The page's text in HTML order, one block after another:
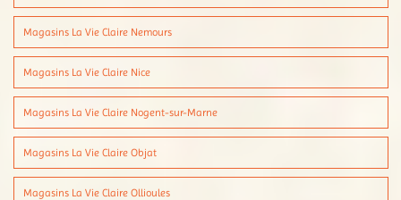
Magasins La Vie Claire Nemours
Magasins La Vie Claire Nice
Magasins La Vie Claire Nogent-sur-Marne
Magasins La Vie Claire Objat
Magasins La Vie Claire Ollioules